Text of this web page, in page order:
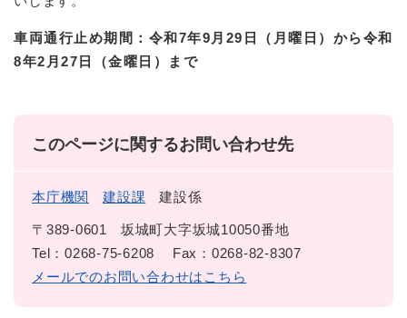
車両通行止め期間：令和7年9月29日（月曜日）から令和
8年2月27日（金曜日）まで
このページに関するお問い合わせ先
本庁機関 建設課 建設係
〒389-0601
坂城町大字坂城10050番地
Tel：0268-75-6208
Fax：0268-82-8307
メールでのお問い合わせはこちら